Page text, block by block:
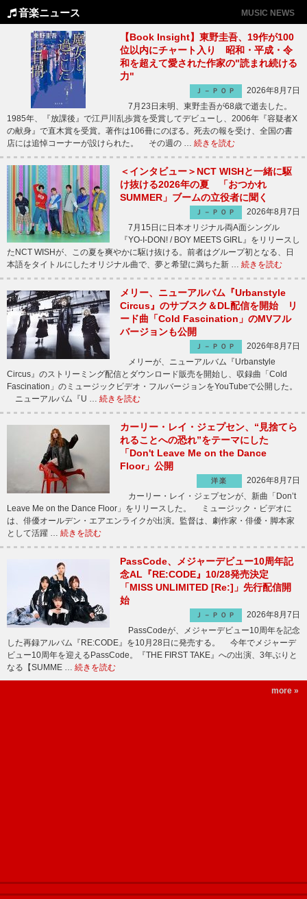
音楽ニュース MUSIC NEWS
【Book Insight】東野圭吾、19作が100
位以内にチャート入り 昭和・平成・令
和を超えて愛された作家の"読まれ続ける
力"
Ｊ－ＰＯＰ
2026年8月7日
7月23日未明、東野圭吾が68歳で逝去した。
1985年、『放課後』で江戸川乱歩賞を受賞してデビューし、2006年『容疑者X
の献身』で直木賞を受賞。著作は106冊にのぼる。死去の報を受け、全国の書
店には追悼コーナーが設けられた。 その週の … 続きを読む
＜インタビュー＞NCT WISHと一緒に駆
け抜ける2026年の夏 「おつかれ
SUMMER」ブームの立役者に聞く
Ｊ－ＰＯＰ
2026年8月7日
7月15日に日本オリジナル両A面シングル
『YO-I-DON! / BOY MEETS GIRL』をリリースし
たNCT WISHが、この夏を爽やかに駆け抜ける。前者はグループ初となる、日
本語をタイトルにしたオリジナル曲で、夢と希望に満ちた新 … 続きを読む
メリー、ニューアルバム『Urbanstyle
Circus』のサブスク＆DL配信を開始 リ
ード曲「Cold Fascination」のMVフル
バージョンも公開
Ｊ－ＰＯＰ
2026年8月7日
メリーが、ニューアルバム『Urbanstyle
Circus』のストリーミング配信とダウンロード販売を開始し、収録曲「Cold
Fascination」のミュージックビデオ・フルバージョンをYouTubeで公開した。
ニューアルバム『U … 続きを読む
カーリー・レイ・ジェプセン、“見捨てら
れることへの恐れ”をテーマにした
「Don't Leave Me on the Dance
Floor」公開
洋楽
2026年8月7日
カーリー・レイ・ジェプセンが、新曲「Don’t
Leave Me on the Dance Floor」をリリースした。 ミュージック・ビデオに
は、俳優オールデン・エアエンライクが出演。監督は、劇作家・俳優・脚本家
として活躍 … 続きを読む
PassCode、メジャーデビュー10周年記
念AL『RE:CODE』10/28発売決定
「MISS UNLIMITED [Re:]」先行配信開
始
Ｊ－ＰＯＰ
2026年8月7日
PassCodeが、メジャーデビュー10周年を記念
した再録アルバム『RE:CODE』を10月28日に発売する。 今年でメジャーデ
ビュー10周年を迎えるPassCode。『THE FIRST TAKE』への出演、3年ぶりと
なる【SUMME … 続きを読む
more »